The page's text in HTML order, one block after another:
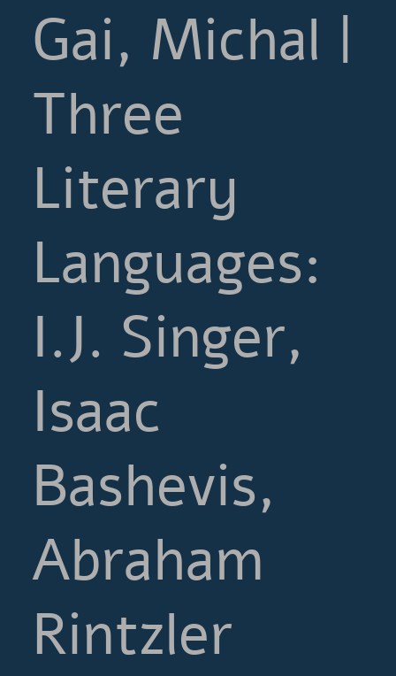
Gai, Michal |
Three
Literary
Languages:
I.J. Singer,
Isaac
Bashevis,
Abraham
Rintzler